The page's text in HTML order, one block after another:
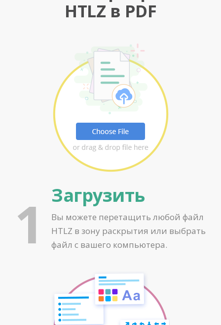
HTLZ в PDF
1 Загрузить
Вы можете перетащить любой файл
HTLZ в зону раскрытия или выбрать
файл с вашего компьютера.